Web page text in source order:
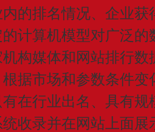
的排名情况、企业
计算机模型对广泛
构媒体和网站排行
据市场和参数条件
在行业出名、具有
收录并在网站上面